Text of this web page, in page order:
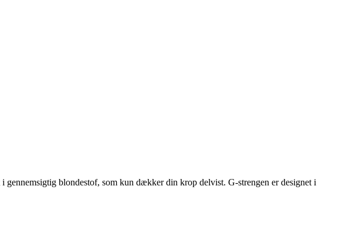
blondestof, som kun dækker din krop delvist. G-strengen er designet i